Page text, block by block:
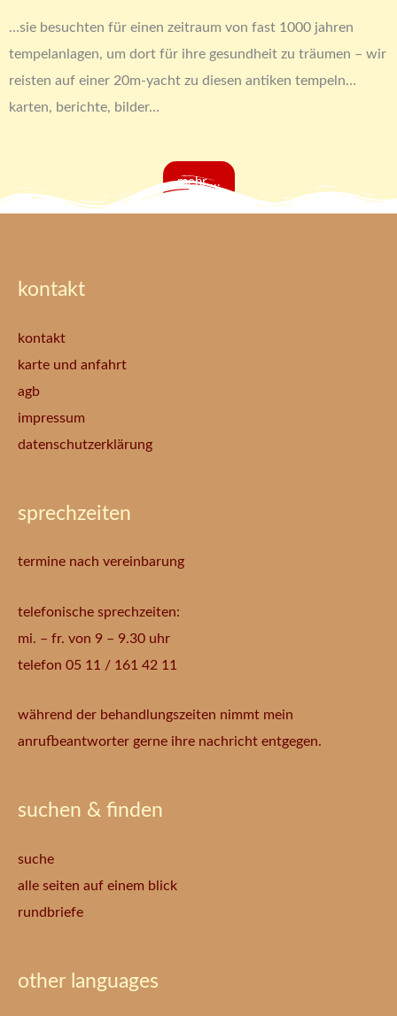
…sie besuchten für einen zeitraum von fast 1000 jahren
tempelanlagen, um dort für ihre gesundheit zu träumen – wir
reisten auf einer 20m-yacht zu diesen antiken tempeln…
karten, berichte, bilder…
mehr ...
kontakt
kontakt
karte und anfahrt
agb
impressum
datenschutzerklärung
sprechzeiten
termine nach vereinbarung
telefonische sprechzeiten:
mi. – fr. von 9 – 9.30 uhr
telefon 05 11 / 161 42 11
während der behandlungszeiten nimmt mein
anrufbeantworter gerne ihre nachricht entgegen.
suchen & finden
suche
alle seiten auf einem blick
rundbriefe
other languages